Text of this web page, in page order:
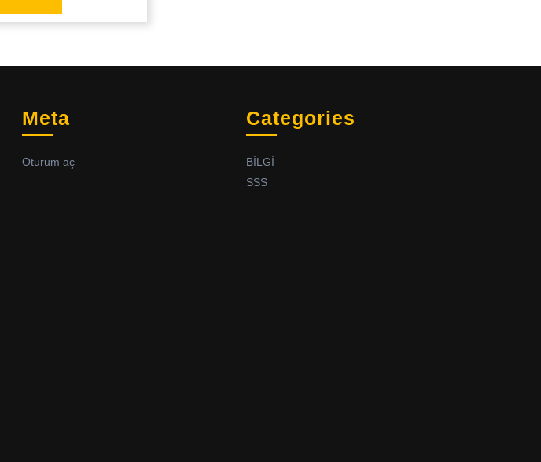
Meta
Oturum aç
Categories
BİLGİ
SSS